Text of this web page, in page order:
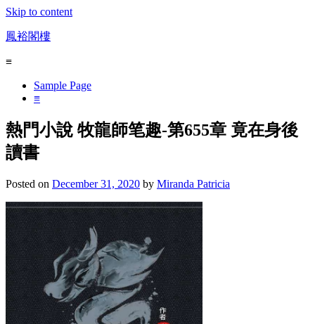
Skip to content
鳳裕閣樓
≡
Sample Page
≡
熱門小說 牧龍師笔趣-第655章 竟在身後
讀書
Posted on December 31, 2020 by Miranda Patricia